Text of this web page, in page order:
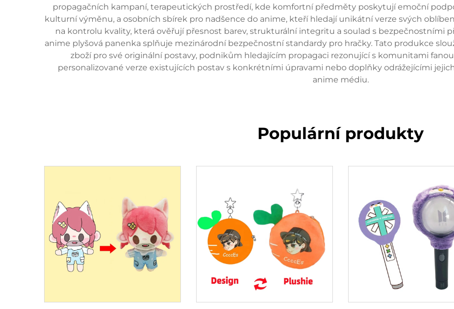
propagačních kampaní, terapeutických prostředí, kde komfortní předměty poskytují emoční
kulturní výměnu, a osobních sbírek pro nadšence do anime, kteří hledají unikátní verze svých
na kontrolu kvality, která ověřují přesnost barev, strukturální integritu a soulad s bezpečnostními
anime plyšová panenka splňuje mezinárodní bezpečnostní standardy pro hračky. Tato produkce
zboží pro své originální postavy, podnikům hledajícím propagaci rezonující s komunitami
personalizované verze existujících postav s konkrétními úpravami nebo doplňky odrážejícími
anime médiu.
Populární produkty